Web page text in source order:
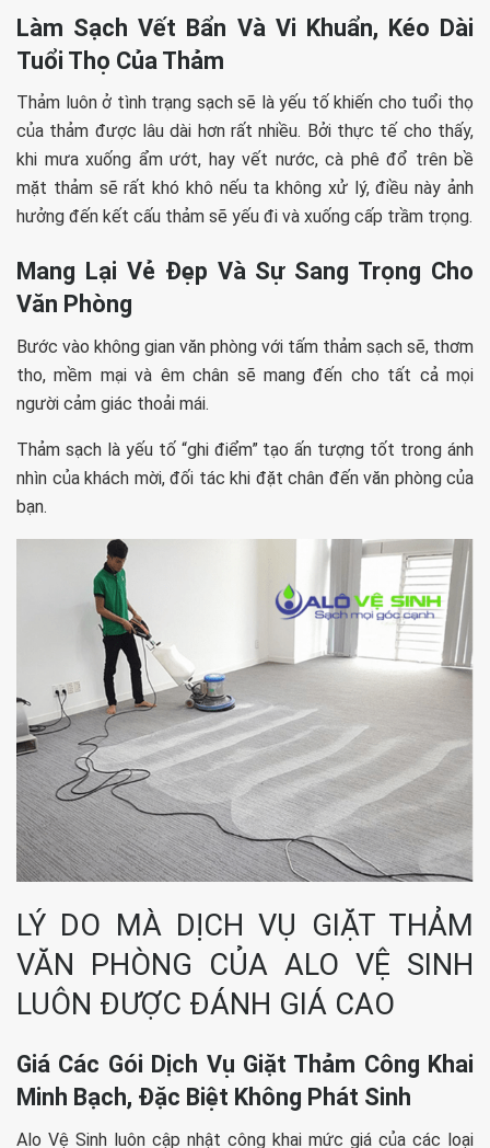
Làm Sạch Vết Bẩn Và Vi Khuẩn, Kéo Dài
Tuổi Thọ Của Thảm
Thảm luôn ở tình trạng sạch sẽ là yếu tố khiến cho tuổi thọ
của thảm được lâu dài hơn rất nhiều. Bởi thực tế cho thấy,
khi mưa xuống ẩm ướt, hay vết nước, cà phê đổ trên bề
mặt thảm sẽ rất khó khô nếu ta không xử lý, điều này ảnh
hưởng đến kết cấu thảm sẽ yếu đi và xuống cấp trầm trọng.
Mang Lại Vẻ Đẹp Và Sự Sang Trọng Cho
Văn Phòng
Bước vào không gian văn phòng với tấm thảm sạch sẽ, thơm
tho, mềm mại và êm chân sẽ mang đến cho tất cả mọi
người cảm giác thoải mái.
Thảm sạch là yếu tố “ghi điểm” tạo ấn tượng tốt trong ánh
nhìn của khách mời, đối tác khi đặt chân đến văn phòng của
bạn.
LÝ DO MÀ DỊCH VỤ GIẶT THẢM
VĂN PHÒNG CỦA ALO VỆ SINH
LUÔN ĐƯỢC ĐÁNH GIÁ CAO
Giá Các Gói Dịch Vụ Giặt Thảm Công Khai
Minh Bạch, Đặc Biệt Không Phát Sinh
Alo Vệ Sinh luôn cập nhật công khai mức giá của các loại